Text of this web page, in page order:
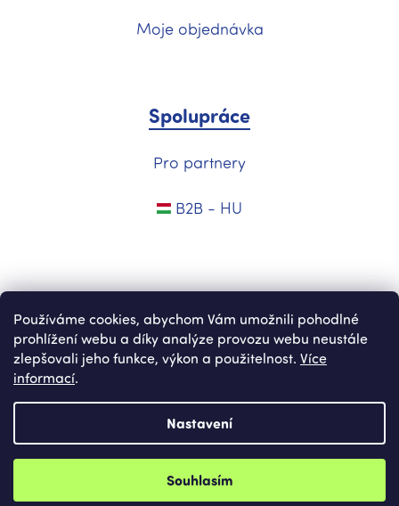
Používáme cookies, abychom Vám umožnili pohodlné
prohlížení webu a díky analýze provozu webu neustále
zlepšovali jeho funkce, výkon a použitelnost. Více
informací.
Nastavení
Souhlasím
Moje objednávka
Spolupráce
Pro partnery
B2B - HU
nastavení cookies